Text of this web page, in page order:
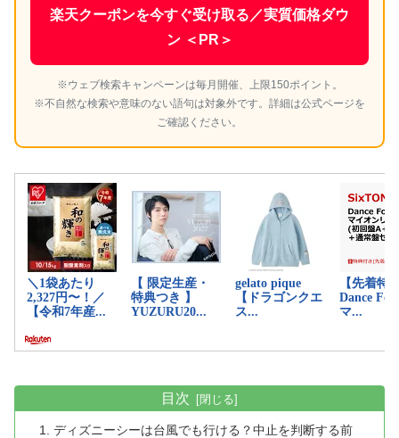
楽天クーポンを今すぐ受け取る／実質価格ダウ
ン ＜PR＞
※ウェブ検索キャンペーンは毎月開催、上限150ポイント。
※不自然な検索や意味のない語句は対象外です。詳細は公式ページを
ご確認ください。
目次
ディズニーシーは台風でも行ける？中止を判断する前